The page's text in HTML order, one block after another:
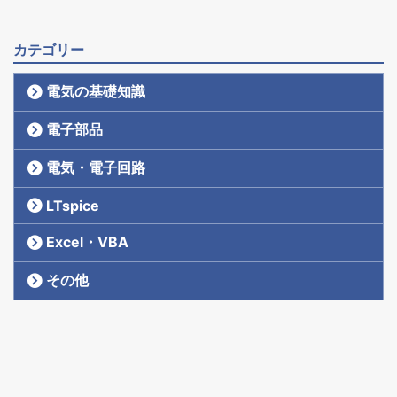
カテゴリー
電気の基礎知識
電子部品
電気・電子回路
LTspice
Excel・VBA
その他